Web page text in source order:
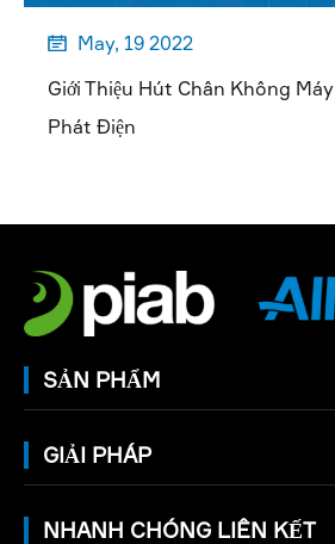

May, 19 2022
Giới Thiệu Hút Chân Không Máy
Phát Điện
SẢN PHẨM
GIẢI PHÁP
NHANH CHÓNG LIÊN KẾT